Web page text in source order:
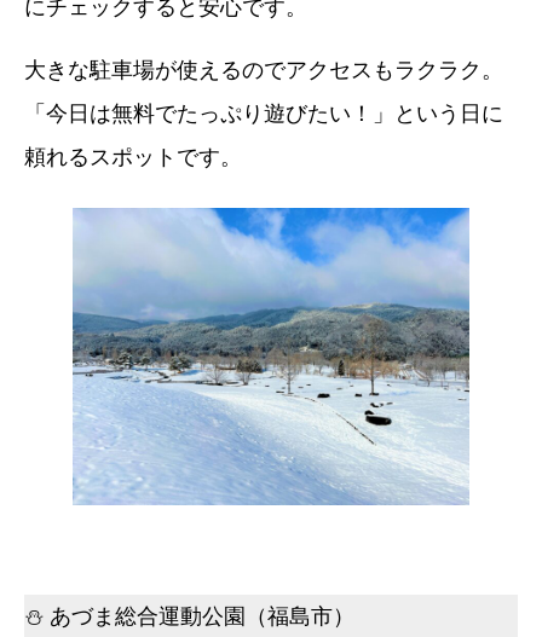
にチェックすると安心です。
大きな駐車場が使えるのでアクセスもラクラク。
「今日は無料でたっぷり遊びたい！」という日に
頼れるスポットです。
⛄ あづま総合運動公園（福島市）